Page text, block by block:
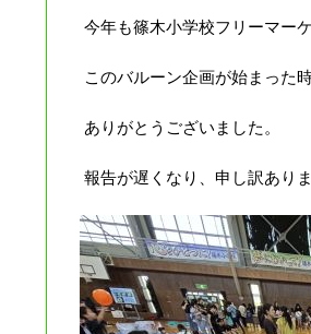
今年も篠木小学校フリーマー
このバルーン企画が始まった
ありがとうございました。
報告が遅くなり、申し訳あり